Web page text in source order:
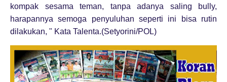
kompak sesama teman, tanpa adanya saling bully,
harapannya semoga penyuluhan seperti ini bisa rutin
dilakukan, " Kata Talenta.(Setyorini/POL)